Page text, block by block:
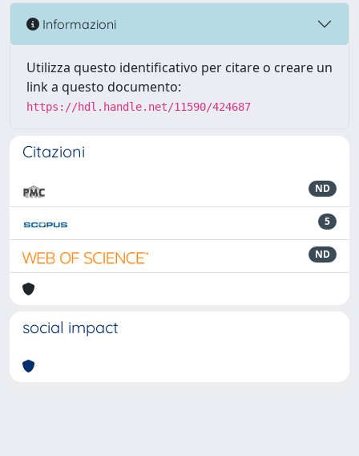
Informazioni
Utilizza questo identificativo per citare o creare un
link a questo documento:
https://hdl.handle.net/11590/424687
Citazioni
ND
5
ND
social impact